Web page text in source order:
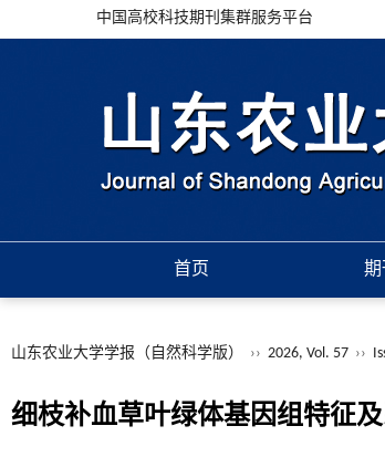
中国高校科技期刊集群服务平台
首页 期
山东农业大学学报（自然科学版） ›› 2026, Vol. 57 ››
细枝补血草叶绿体基因组特征